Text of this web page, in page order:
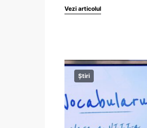
Vezi articolul
Știri